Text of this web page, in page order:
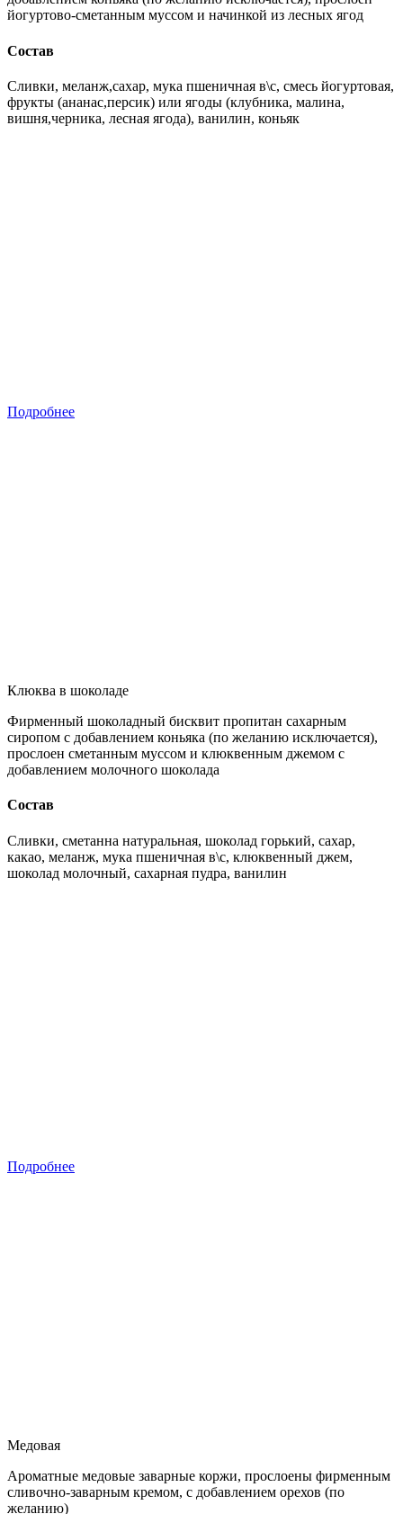
йогуртово-сметанным муссом и начинкой из лесных ягод
Состав
Сливки, меланж,сахар, мука пшеничная в\с, смесь йогуртовая,
фрукты (ананас,персик) или ягоды (клубника, малина,
вишня,черника, лесная ягода), ванилин, коньяк
Подробнее
Клюква в шоколаде
Фирменный шоколадный бисквит пропитан сахарным
сиропом с добавлением коньяка (по желанию исключается),
прослоен сметанным муссом и клюквенным джемом с
добавлением молочного шоколада
Состав
Сливки, сметанна натуральная, шоколад горький, сахар,
какао, меланж, мука пшеничная в\с, клюквенный джем,
шоколад молочный, сахарная пудра, ванилин
Подробнее
Медовая
Ароматные медовые заварные коржи, прослоены фирменным
сливочно-заварным кремом, с добавлением орехов (по
желанию)